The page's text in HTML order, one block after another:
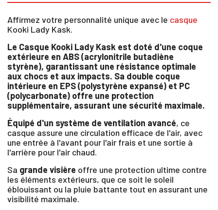
Affirmez votre personnalité unique avec le casque
Kooki Lady Kask.
Le Casque Kooki Lady Kask est doté d'une coque
extérieure en ABS (acrylonitrile butadiène
styrène), garantissant une résistance optimale
aux chocs et aux impacts. Sa double coque
intérieure en EPS (polystyrène expansé) et PC
(polycarbonate) offre une protection
supplémentaire, assurant une sécurité maximale.
Équipé d'un système de ventilation avancé, ce
casque assure une circulation efficace de l'air, avec
une entrée à l'avant pour l'air frais et une sortie à
l'arrière pour l'air chaud.
Sa grande visière offre une protection ultime contre
les éléments extérieurs, que ce soit le soleil
éblouissant ou la pluie battante tout en assurant une
visibilité maximale.